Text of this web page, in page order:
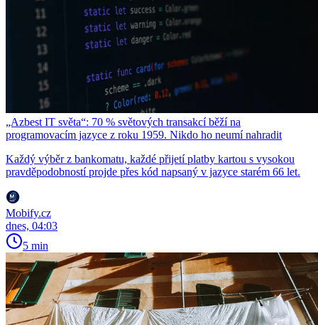
„Azbest IT světa“: 70 % světových transakcí běží na
programovacím jazyce z roku 1959. Nikdo ho neumí nahradit
Každý výběr z bankomatu, každé přijetí platby kartou s vysokou
pravděpodobností projde přes kód napsaný v jazyce starém 66 let.
Mobify.cz
dnes, 04:03
5 min